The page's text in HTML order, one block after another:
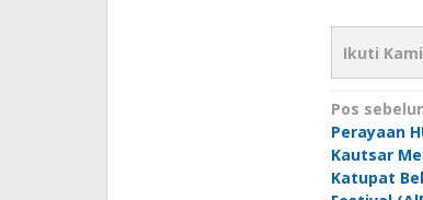
Ikuti
pos
Pos
Perayaan
Kautsar
Katupat